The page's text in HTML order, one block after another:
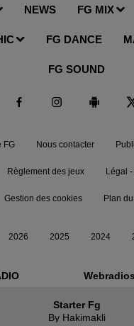
Webradios
Starter Fg
By Hakimakli
NEWS FG MIX
FG DANCE
FG SOUND
FG Nous contacter
Règlement des jeux Légal
Gestion des cookies Plan
2026 2025 2024